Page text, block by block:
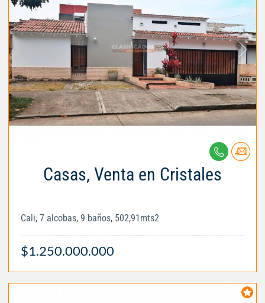
Casas, Venta en Cristales
Cali, 7 alcobas, 9 baños, 502,91mts2
$1.250.000.000